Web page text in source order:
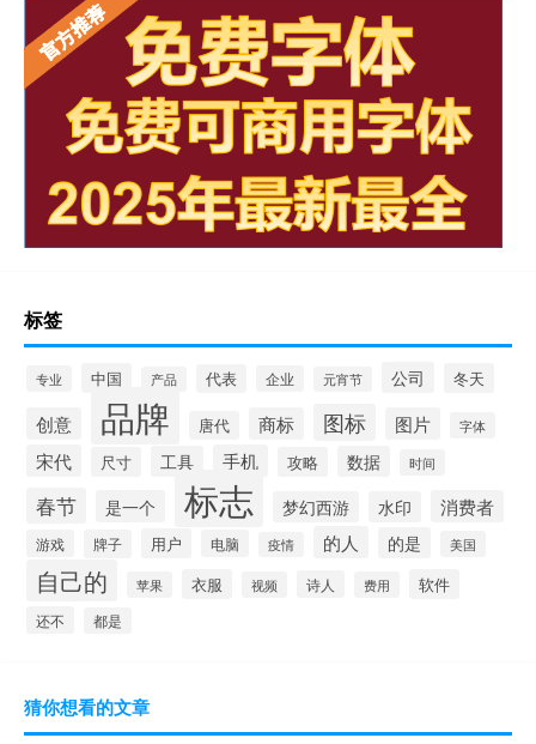
标签
专业 中国 产品 代表 企业 元宵节 公司 冬天
创意 品牌 唐代 商标 图标 图片 字体
宋代 尺寸 工具 手机 攻略 数据 时间
春节 是一个 标志 梦幻西游 水印 消费者
游戏 牌子 用户 电脑 疫情 的人 的是 美国
自己的 苹果 衣服 视频 诗人 费用 软件
还不 都是
猜你想看的文章